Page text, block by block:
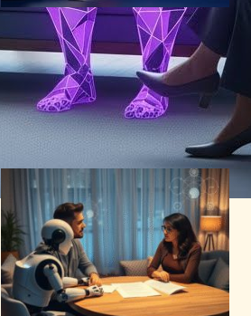
ChatGPTなどとの会話内容を
収集・販売したとしてAI分析
スタートアップProfoundに
専門家が警鐘
AI（人工知能）ニュース｜
デジタルアイデンティティニュース
2025年9月30日12:30